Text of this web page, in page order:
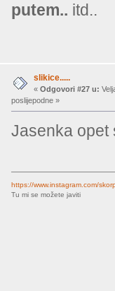
putem.. itd..
slikice.....
« Odgovori #27 u:
poslijepodne »
Jasenka opet
https://www.instagram.com/
Tu mi se možete javiti